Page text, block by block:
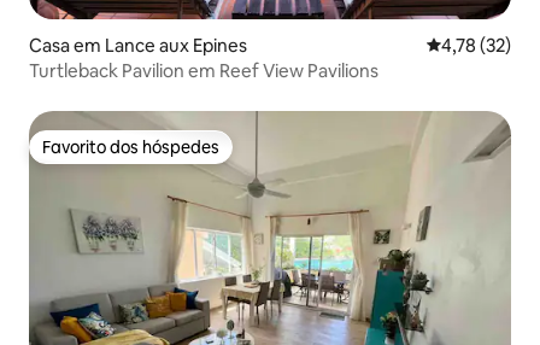
Casa em Lance aux Epines Classificação
4,78 (32)
Turtleback Pavilion em Reef View Pavilions
Favorito dos hóspedes
Favorito dos hóspedes